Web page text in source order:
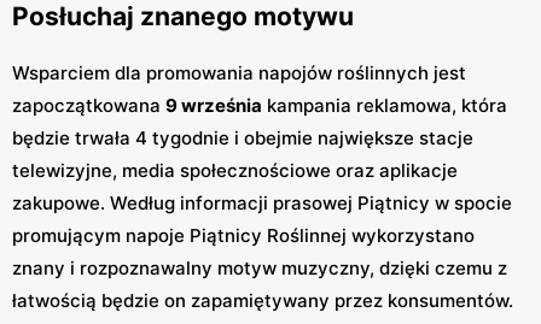
Posłuchaj znanego motywu
Wsparciem dla promowania napojów roślinnych jest
zapoczątkowana 9 września kampania reklamowa, która
będzie trwała 4 tygodnie i obejmie największe stacje
telewizyjne, media społecznościowe oraz aplikacje
zakupowe. Według informacji prasowej Piątnicy w spocie
promującym napoje Piątnicy Roślinnej wykorzystano
znany i rozpoznawalny motyw muzyczny, dzięki czemu z
łatwością będzie on zapamiętywany przez konsumentów.